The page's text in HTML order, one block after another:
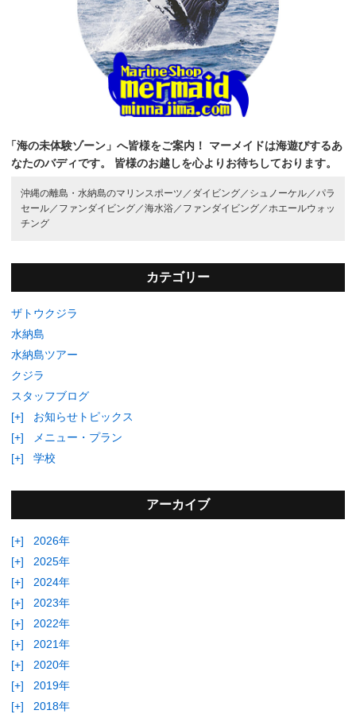
「海の未体験ゾーン」へ皆様をご案内！
マーメイドは海遊びするあ
なたのバディです。
皆様のお越しを心よりお待ちしております。
沖縄の離島・水納島のマリンスポーツ／ ダイビング／ シュノーケル／パラ
セール／ ファンダイビング／海水浴／ ファンダイビング／ホエールウォッ
チング
カテゴリー
ザトウクジラ
水納島
水納島ツアー
クジラ
スタッフブログ
[+]
お知らせトピックス
[+]
メニュー・プラン
[+]
学校
アーカイブ
[+]
2026年
[+]
2025年
[+]
2024年
[+]
2023年
[+]
2022年
[+]
2021年
[+]
2020年
[+]
2019年
[+]
2018年